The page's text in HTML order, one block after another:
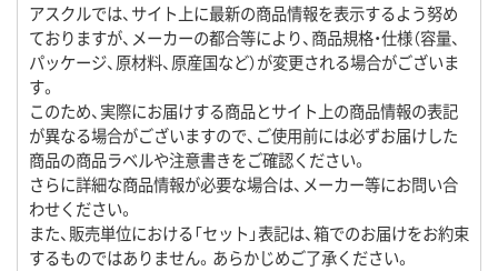
アスクルでは、サイト上に最新の商品情報を表示するよう努め
ておりますが、メーカーの都合等により、商品規格・仕様（容量、
パッケージ、原材料、原産国など）が変更される場合がございま
す。
このため、実際にお届けする商品とサイト上の商品情報の表記
が異なる場合がございますので、ご使用前には必ずお届けした
商品の商品ラベルや注意書きをご確認ください。
さらに詳細な商品情報が必要な場合は、メーカー等にお問い合
わせください。
また、販売単位における「セット」表記は、箱でのお届けをお約束
するものではありません。あらかじめご了承ください。